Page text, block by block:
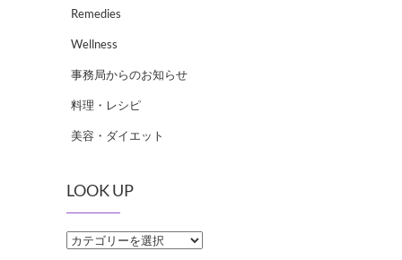
Remedies
Wellness
事務局からのお知らせ
料理・レシピ
美容・ダイエット
LOOK UP
LOOK